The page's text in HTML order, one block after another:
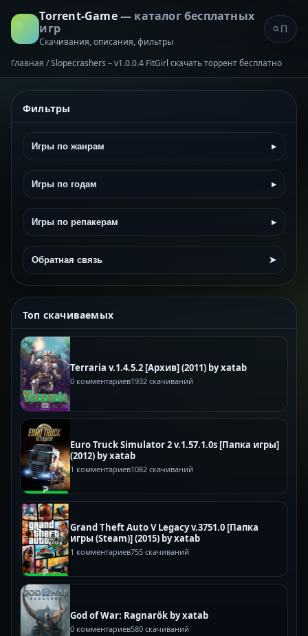
Torrent-Game— каталог бесплатных
игр
Скачивания, описания, фильтры
Главная /Slopecrashers – v1.0.0.4 FitGirl скачать торрент бесплатно
Фильтры
Игры по жанрам ▸
Игры по годам ▸
Игры по репакерам ▸
Обратная связь ➤
Топ скачиваемых
Terraria v.1.4.5.2 [Архив] (2011) by xatab
0 комментариев1932 скачиваний
Euro Truck Simulator 2 v.1.57.1.0s [Папка игры]
(2012) by xatab
1 комментариев1082 скачиваний
Grand Theft Auto V Legacy v.3751.0 [Папка
игры (Steam)] (2015) by xatab
1 комментариев755 скачиваний
God of War: Ragnarök by xatab
0 комментариев580 скачиваний